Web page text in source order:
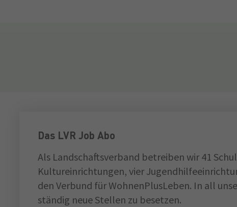
Das LVR Job Abo
Als Landschaftsverband betreiben wir 41
Kultureinrichtungen, vier
den Verbund für WohnenPlusLeben. In all
ständig neue Stellen zu besetzen.